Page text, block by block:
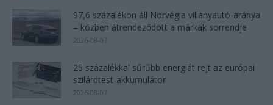
97,6 százalékon áll Norvégia villanyautó-aránya
– közben átrendeződött a márkák sorrendje
2026-08-07
25 százalékkal sűrűbb energiát rejt az európai
szilárdtest-akkumulátor
2026-08-07